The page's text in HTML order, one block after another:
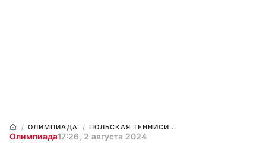
ОЛИМПИАДА ПОЛЬСКАЯ ТЕННИСИ...
Олимпиада17:26, 2 августа 2024